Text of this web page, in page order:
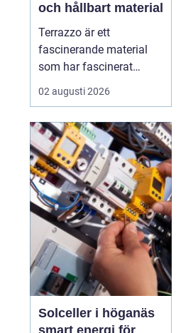
och hållbart material
Terrazzo är ett
fascinerande material
som har fascinerat
människor i
århundraden med sin
hållbarhet. Genom att
blanda marmor, granit,
glas och andra material
med cement skapas
terrazzo, som sedan
poleras f...
02 augusti 2026
Solceller i höganäs
smart energi för